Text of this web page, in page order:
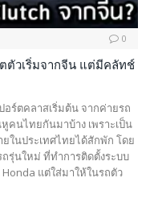
0
ตัวเริ่มจากจีน แต่มีคลัทช์
อร์ตคลาสเริ่มต้น จากค่ายรถ
คนไทยกันมาบ้าง เพราะเป็น
ในประเทศไทยได้สักพัก โดย
รุ่นใหม่ ที่ทำการติดตั้งระบบ
แต่ใส่มาให้ในรถตัว